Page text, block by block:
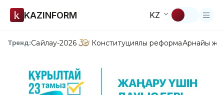
KAZINFORM KZ
Тренд:Сайлау-2026 Конституциялық реформаАрнайы